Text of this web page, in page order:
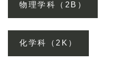
物理学科（2B）
化学科（2K）